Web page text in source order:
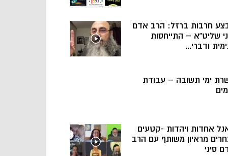
חרבות ברזל: הרב אדם
שליט”א – התייחסות
ודברי...
ימי תשובה – עבודת
אחדות ויהדות -קטעים
מראיון משותף עם הרב
סיני